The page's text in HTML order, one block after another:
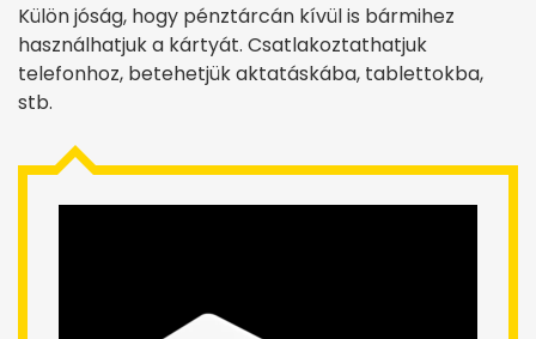
Külön jóság, hogy pénztárcán kívül is bármihez
használhatjuk a kártyát. Csatlakoztathatjuk
telefonhoz, betehetjük aktatáskába, tablettokba,
stb.